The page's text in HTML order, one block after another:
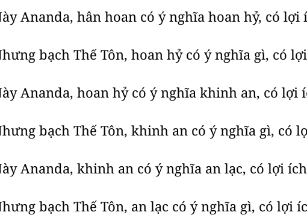
Ananda, hân hoan có ý nghĩa hoan hỷ, có lợi
bạch Thế Tôn, hoan hỷ có ý nghĩa gì, có
Ananda, hoan hỷ có ý nghĩa khinh an, có lợi
bạch Thế Tôn, khinh an có ý nghĩa gì, có
Ananda, khinh an có ý nghĩa an lạc, có lợi
bạch Thế Tôn, an lạc có ý nghĩa gì, có lợi